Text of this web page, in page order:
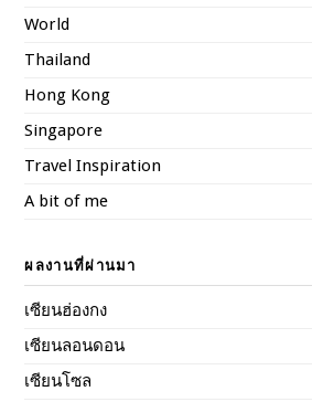
World
Thailand
Hong Kong
Singapore
Travel Inspiration
A bit of me
ผลงานที่ผ่านมา
เซียนฮ่องกง
เซียนลอนดอน
เซียนโซล